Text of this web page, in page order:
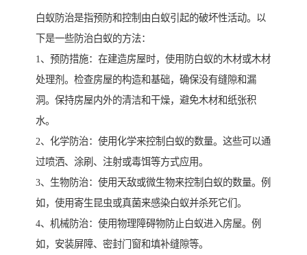
白蚁防治是指预防和控制由白蚁引起的破坏性活动。以
下是一些防治白蚁的方法：
1、预防措施：在建造房屋时，使用防白蚁的木材或木材
处理剂。检查房屋的构造和基础，确保没有缝隙和漏
洞。保持房屋内外的清洁和干燥，避免木材和纸张积
水。
2、化学防治：使用化学来控制白蚁的数量。这些可以通
过喷洒、涂刷、注射或毒饵等方式应用。
3、生物防治：使用天敌或微生物来控制白蚁的数量。例
如，使用寄生昆虫或真菌来感染白蚁并杀死它们。
4、机械防治：使用物理障碍物防止白蚁进入房屋。例
如，安装屏障、密封门窗和填补缝隙等。